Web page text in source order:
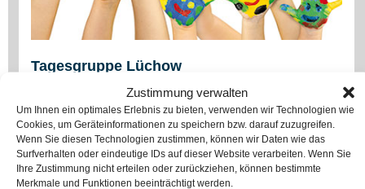
Zustimmung verwalten
Um Ihnen ein optimales Erlebnis zu bieten, verwenden wir Technologien wie
Cookies, um Geräteinformationen zu speichern bzw. darauf zuzugreifen.
Wenn Sie diesen Technologien zustimmen, können wir Daten wie das
Surfverhalten oder eindeutige IDs auf dieser Website verarbeiten. Wenn Sie
Ihre Zustimmung nicht erteilen oder zurückziehen, können bestimmte
Merkmale und Funktionen beeinträchtigt werden.
Tagesgruppe Lüchow